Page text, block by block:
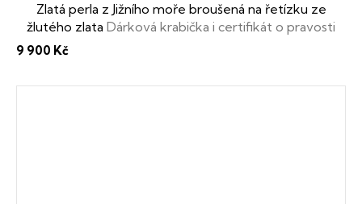
Zlatá perla z Jižního moře broušená na řetízku ze
žlutého zlata Dárková krabička i certifikát o pravosti
9 900 Kč